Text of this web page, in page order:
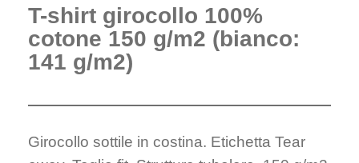
T-shirt girocollo 100%
cotone 150 g/m2 (bianco:
141 g/m2)
Girocollo sottile in costina. Etichetta Tear